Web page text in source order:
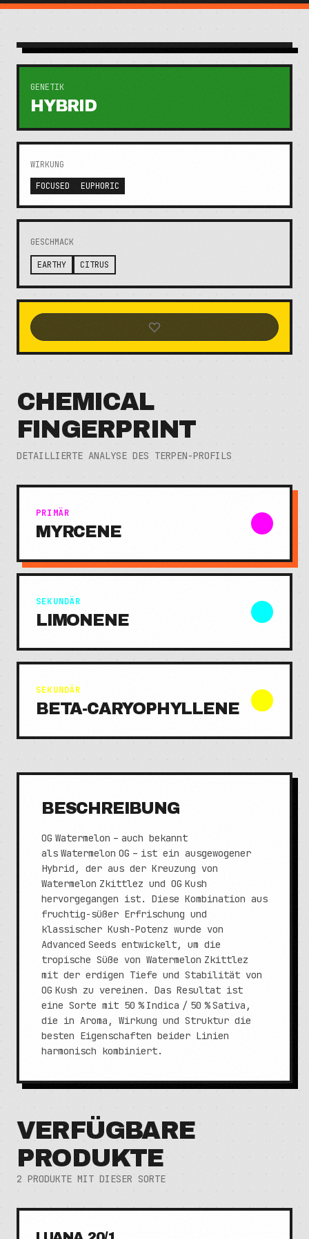
GENETIK
HYBRID
WIRKUNG
FOCUSED
EUPHORIC
GESCHMACK
EARTHY CITRUS
CHEMICAL
FINGERPRINT
DETAILLIERTE ANALYSE DES TERPEN-PROFILS
PRIMÄR
MYRCENE
SEKUNDÄR
LIMONENE
SEKUNDÄR
BETA-CARYOPHYLLENE
BESCHREIBUNG
OG Watermelon – auch bekannt
als Watermelon OG – ist ein ausgewogener
Hybrid, der aus der Kreuzung von
Watermelon Zkittlez und OG Kush
hervorgegangen ist. Diese Kombination aus
fruchtig-süßer Erfrischung und
klassischer Kush-Potenz wurde von
Advanced Seeds entwickelt, um die
tropische Süße von Watermelon Zkittlez
mit der erdigen Tiefe und Stabilität von
OG Kush zu vereinen. Das Resultat ist
eine Sorte mit 50 % Indica / 50 % Sativa,
die in Aroma, Wirkung und Struktur die
besten Eigenschaften beider Linien
harmonisch kombiniert.
VERFÜGBARE
PRODUKTE
2 PRODUKTE MIT DIESER SORTE